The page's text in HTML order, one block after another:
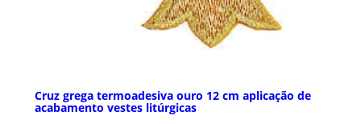
Cruz grega termoadesiva ouro 12 cm aplicação de
acabamento vestes litúrgicas